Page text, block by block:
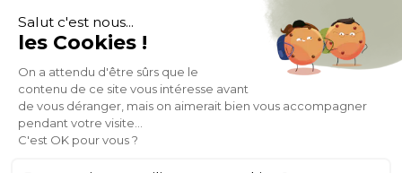
À PROPOS DE MILIBOO
AIDE & CONTACT